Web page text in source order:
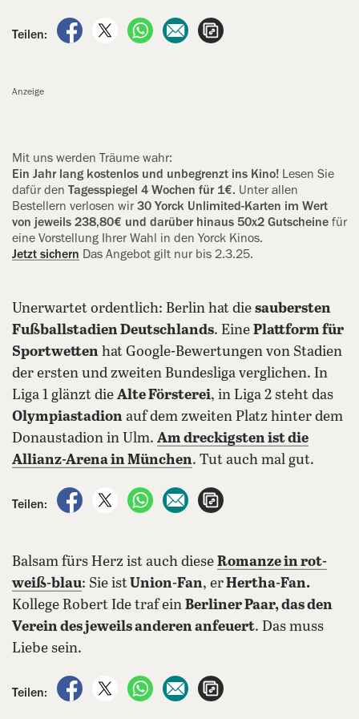
Teilen:
auf Facebook teilen
auf X teilenper WhatsApp teilen
per E-Mail teilen
Anzeige
Mit uns werden Träume wahr:
Ein Jahr lang kostenlos und ‍unbegrenzt ins Kino! Lesen Sie
dafür den Tagesspiegel 4 Wochen für 1€. Unter allen
Bestellern verlosen wir 30 Yorck Unlimited-Karten im Wert
von jeweils 238,80€ und darüber hinaus 50x2 Gutscheine für
eine Vorstellung Ihrer Wahl in den Yorck Kinos.
Jetzt sichern Das Angebot gilt nur bis 2.3.25.
Unerwartet ordentlich: Berlin hat die saubersten
Fußballstadien Deutschlands. Eine Plattform für
Sportwetten hat Google-Bewertungen von Stadien
der ersten und zweiten Bundesliga verglichen. In
Liga 1 glänzt die Alte Försterei, in Liga 2 steht das
Olympiastadion auf dem zweiten Platz hinter dem
Donaustadion in Ulm. Am dreckigsten ist die
Allianz-Arena in München. Tut auch mal gut.
Teilen:
auf Facebook teilen
auf X teilenper WhatsApp teilen
per E-Mail teilen
Balsam fürs Herz ist auch diese Romanze in rot-
weiß-blau: Sie istUnion-Fan, erHertha-Fan.
Kollege Robert Ide traf ein Berliner Paar, das den
Verein des jeweils anderen anfeuert. Das muss
Liebe sein.
Teilen:
auf Facebook teilen
auf X teilenper WhatsApp teilen
per E-Mail teilen